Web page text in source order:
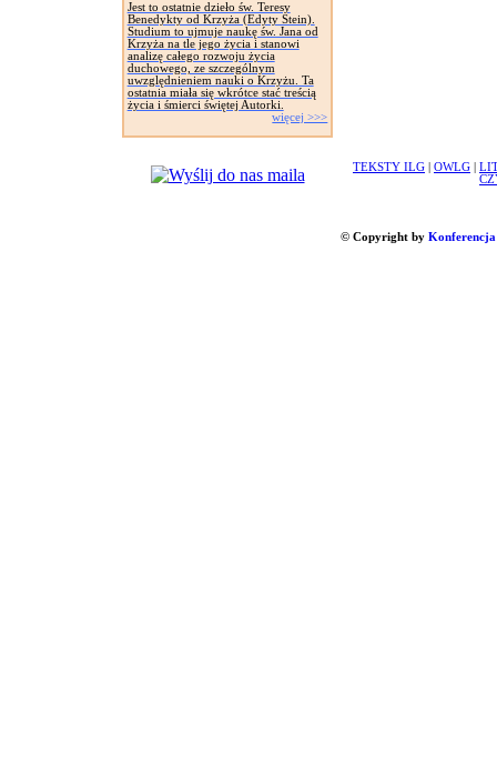
Jest to ostatnie dzieło św. Teresy
Benedykty od Krzyża (Edyty Stein).
Studium to ujmuje naukę św. Jana od
Krzyża na tle jego życia i stanowi
analizę całego rozwoju życia
duchowego, ze szczególnym
uwzględnieniem nauki o Krzyżu. Ta
ostatnia miała się wkrótce stać treścią
życia i śmierci świętej Autorki.
więcej >>>
TEKSTY ILG OWLG
© Copyright by Konferencja